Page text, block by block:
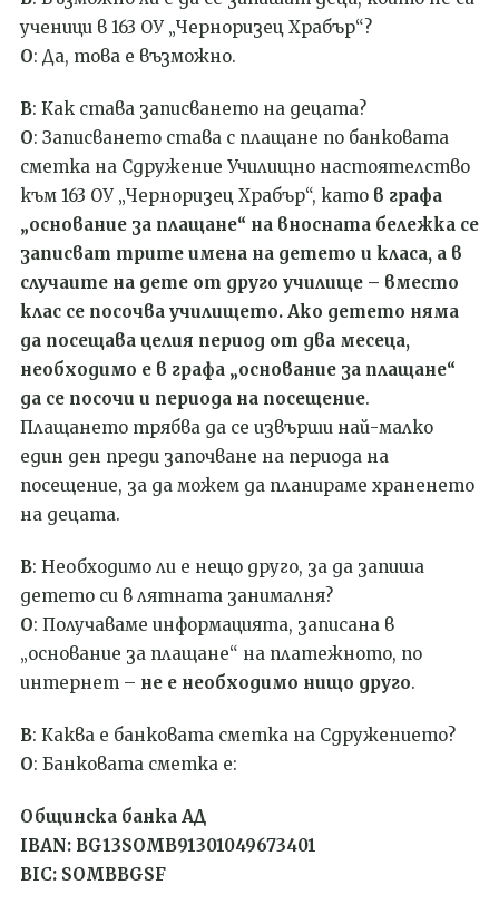
ученици в 163 ОУ „Черноризец Храбър“?
О: Да, това е възможно.
В: Как става записването на децата?
О: Записването става с плащане по банковата
сметка на Сдружение Училищно настоятелство
към 163 ОУ „Черноризец Храбър“, като в графа
„основание за плащане“ на вносната бележка се
записват трите имена на детето и класа, а в
случаите на дете от друго училище – вместо
клас се посочва училището. Ако детето няма
да посещава целия период от два месеца,
необходимо е в графа „основание за плащане“
да се посочи и периода на посещение.
Плащането трябва да се извърши най-малко
един ден преди започване на периода на
посещение, за да можем да планираме храненето
на децата.
В: Необходимо ли е нещо друго, за да запиша
детето си в лятната занималня?
О: Получаваме информацията, записана в
„основание за плащане“ на платежното, по
интернет – не е необходимо нищо друго.
В: Каква е банковата сметка на Сдружението?
О: Банковата сметка е:
Общинска банка АД
IBAN: BG13SOMB91301049673401
BIC: SOMBBGSF